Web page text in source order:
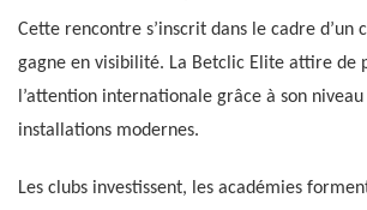
Cette rencontre s’inscrit dans le cadre d’un
gagne en visibilité. La Betclic Elite attire de
l’attention internationale grâce à son
installations modernes.
Les clubs investissent, les académies